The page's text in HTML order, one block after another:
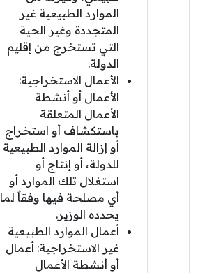
الموارد الطبيعية غير
المتجددة وغير الحية
التي تستخرج من إقليم
الدولة.
الأعمال الاستخراجية:
الأعمال أو أنشطة
الأعمال المتعلقة
باستكشاف أو استخراج
أو إزالة الموارد الطبيعية
للدولة، أو إنتاج أو
استغلال تلك الموارد أو
أي مصلحة فيها وفقاً لما
يحدده الوزير.
أعمال الموارد الطبيعية
غير الاستخراجية: أعمال
أو أنشطة الأعمال